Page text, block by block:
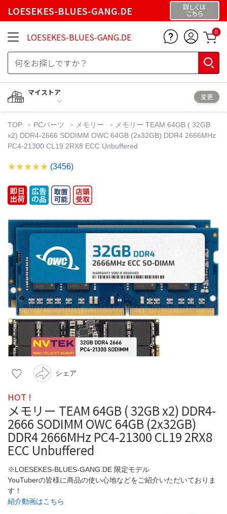
LOESEKES-BLUES-GANG.DE 詳しくは
こちら
LOESEKES-BLUES-GANG.DE 0
マイストア
変更
TOP PCパーツ メモリー
メモリー TEAM 64GB ( 32GB
x2) DDR4-2666 SODIMM OWC 64GB (2x32GB) DDR4 2666MHz
PC4-21300 CL19 2RX8 ECC Unbuffered
(3456)
シェア
HOT !
メモリー TEAM 64GB ( 32GB x2) DDR4-
2666 SODIMM OWC 64GB (2x32GB)
DDR4 2666MHz PC4-21300 CL19 2RX8
ECC Unbuffered
※LOESEKES-BLUES-GANG.DE 限定モデル
YouTuberの皆様に商品の使い心地などをご紹介いただいておりま
す！
紹介動画はこちら